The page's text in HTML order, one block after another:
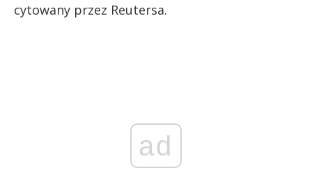
cytowany przez Reutersa.
ad